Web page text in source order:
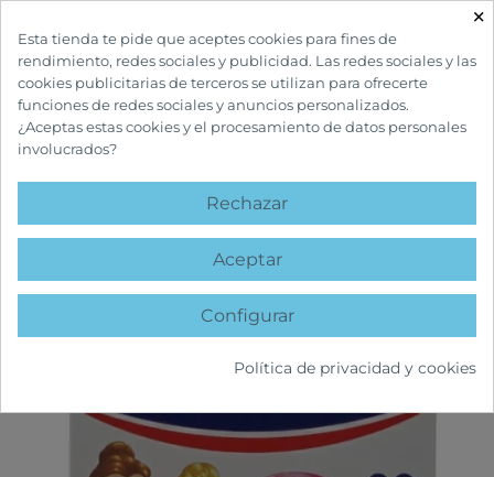
INICIO BOTIQUÍN Y PRIMEROS AUXILIOS
favorite
×
Esta tienda te pide que aceptes cookies para fines de
rendimiento, redes sociales y publicidad. Las redes sociales y las
cookies publicitarias de terceros se utilizan para ofrecerte
funciones de redes sociales y anuncios personalizados.
¿Aceptas estas cookies y el procesamiento de datos personales
involucrados?
Rechazar
Aceptar
Configurar
Política de privacidad y cookies